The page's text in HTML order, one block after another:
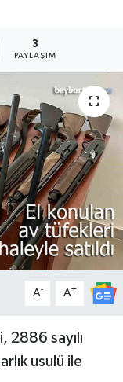
3
PAYLAŞIM
A- A+
2886 sayılı
usulü ile